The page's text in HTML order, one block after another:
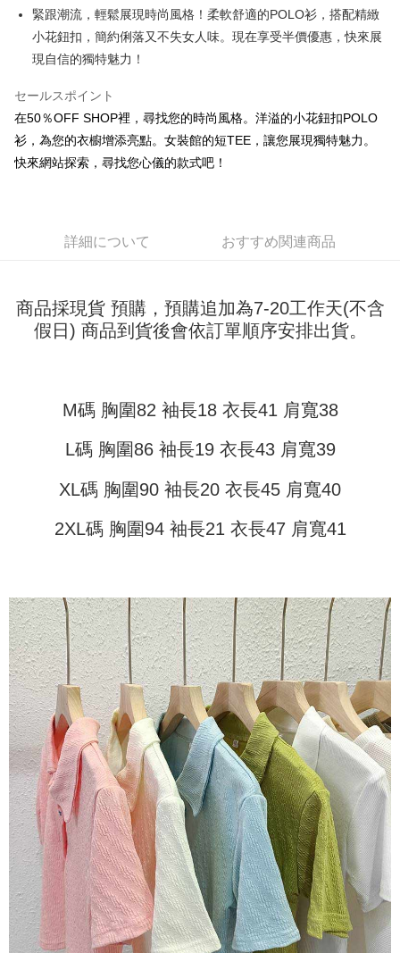
Apple Pay
JKOPAY
Plus Pay
OP Pay Later
加の申請なしで即時に利用可能です。
3. 実際の承認額、分割回数および費用については、後続の取引確認ページ
を基準とします。
4. 注文成立後30分以内に確認取引を行わない場合や審査が通過しない場
【支払い方法の説明】
1. 分割払いの金額は電信請求書に統合されず、「OP Pay Later」は毎月の
2. SMSのリンクを通じて請求書を開いた後、「コンビニバーコード／台湾
支払いを選択できます。
購入できるようにし、店舗が売買／分割払い売買の債権を当社に譲渡した
後、契約に基づいて当社の請求書で帳款を支払うことになります。
2. 「OP Pay Later」を利用する契約関係の目的から、店舗はあなたの個人
情報（名前、電話または住所を含む）を台湾大哥大に提供し、収集、処理
および利用するために、当社があなた本人と分割請求書に必要な情報の確
認、照合および修正を行います。
3. 完全なユーザーサービス規約については、以下のリンクを参照してくだ
さい：https://oppay.tw/userRule
ウが表示されます。
2.SMSで認証してお支払い手続を進めてください。
3.注文するときのお支払いは不要です。商品はご指定の住所に配送されま
5.商品受け取り時のお支払いは不要です。商品を確かめてから、SMSまた
はアプリの通知に従って、4大コンビニ、またはATM/オンラインバンキン
リをダウンロードして AFTEE 会員になるとお支払い期限を最長 45 日以内
まで延長できます。
お支払期限は、ショップが請求した期日と、AFTEEで延長できる日数をも
二、支払い限度額
1.初回 AFTEEを ご利用の際に、認証結果及び当社の審査の結果に基づ
き、限度額が設定されます。
2.決済金額は最低NT$20です。
3.現在、台湾の会員のみご利用いただけます。
三、利用規約「AFTEE代金後払い」（以下当サービスという）はネットプ
ロテクションズ（以下 AFTEE という）が提供し、AFTEEが代金を徴収し
ます。当サービスご利用の際に提供しなければならない個人情報（注文者
の氏名、電話番号、受取人の氏名、電話番号、受取人住所を含むがこれに
限らない）は、AFTEEに渡され当サービスで必要な範囲内で利用されま
す。AFTEEの個人情報の収集、処理、利用について、詳細はAFTEE公式ホ
ームページの『個人情報の収集、処理及び利用に関する声明』をご参照く
ださい（ https://aftee.tw/privacypolicy/ ）。
AFTEEの初回ご利用の際に、審査を通過すれば、最高額がNT$10,000にな
ります。支払い期限を過ぎた場合、その金額に基づいて年利20%の遅延滞
納金が加算されます。未成年の利用者は、事前に法定代理人または後見人
の同意を得ればAFTEEをご利用いただけます。
個人情報の処理、利用について疑問がある、または関連する法律の権利を
配送方法
付款 後全家取貨
配送毎にNT$45、NT$499以上で送料無料
付款 後7-11取貨
配送毎にNT$70、NT$499以上で送料無料
緊跟潮流，輕鬆展現時尚風格！柔軟舒適的POLO衫，搭配精緻
小花鈕扣，簡約俐落又不失女人味。現在享受半價優惠，快來展
現自信的獨特魅力！
セールスポイント
在50％OFF SHOP裡，尋找您的時尚風格。洋溢的小花鈕扣POLO
衫，為您的衣櫥增添亮點。女裝館的短TEE，讓您展現獨特魅力。
快來網站探索，尋找您心儀的款式吧！
詳細について おすすめ関連商品
商品採現貨 預購，預購追加為7-20工作天(不含
假日) 商品到貨後會依訂單順序安排出貨。
M碼 胸圍82 袖長18 衣長41 肩寬38
L碼 胸圍86 袖長19 衣長43 肩寬39
XL碼 胸圍90 袖長20 衣長45 肩寬40
2XL碼 胸圍94 袖長21 衣長47 肩寬41